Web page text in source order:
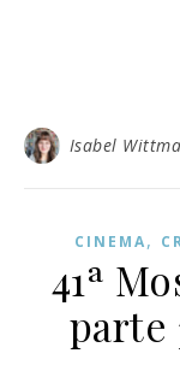
Isabel
CINEMA,
41ª
parte